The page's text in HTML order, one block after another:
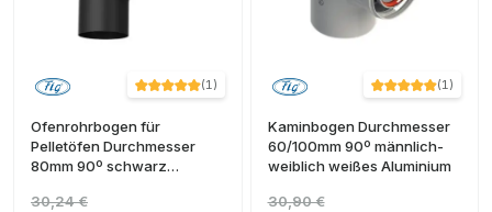
(1)
Ofenrohrbogen für
Pelletöfen Durchmesser
80mm 90º schwarz
30,24 €
(1)
Kaminbogen Durchmesser
60/100mm 90º männlich-
weiblich weißes Aluminium
30,90 €